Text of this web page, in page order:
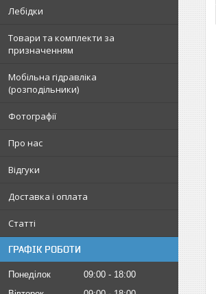
Лебідки
Товари та комплекти за
призначенням
Мобільна гідравліка
(розподільники)
Фотографії
Про нас
Відгуки
Доставка і оплата
Статті
ГРАФІК РОБОТИ
Понеділок 09:00
18:00